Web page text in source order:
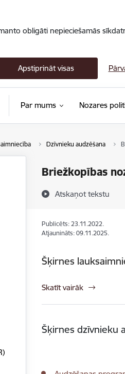
obligāti nepieciešamās
Apstiprināt visas
Par mums Nozares
Dzīvnieku audzēšana
Briežkopības
Atskaņot tekstu
Publicēts: 23.11.2022.
Atjaunināts: 09.11.2025.
Šķirnes
Skatīt vairāk
Šķirnes dzīvnieku